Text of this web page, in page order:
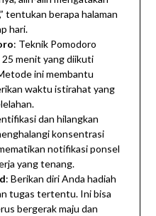
tentukan berapa halaman
hari.
: Teknik Pomodoro
menit yang diikuti
ini membantu
waktu istirahat yang
dan hilangkan
konsentrasi
notifikasi ponsel
yang tenang.
: Berikan diri Anda hadiah
tugas tertentu. Ini bisa
bergerak maju dan